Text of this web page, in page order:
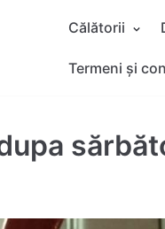
Călătorii
Termeni și